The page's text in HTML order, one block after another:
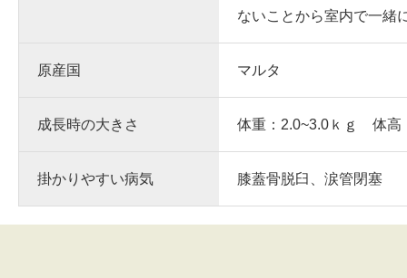
ないことから室内で一緒
原産国 マルタ
成長時の大きさ 体重：2.0~3.0ｋｇ 体高
掛かりやすい病気 膝蓋骨脱臼、涙管閉塞